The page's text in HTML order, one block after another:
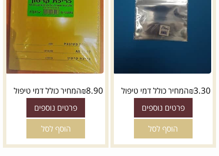
₪3.30 המחיר כולל דמי טיפול
פרטים נוספים
הוסף לסל
₪8.90 המחיר כולל דמי טיפול
פרטים נוספים
הוסף לסל